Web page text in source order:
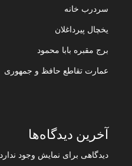
سردرب خانه
یخچال پیرداغلان
برج مقبره بابا محمود
عمارت تقاطع حافظ و جمهوری
آخرین دیدگاه‌ها
دیدگاهی برای نمایش وجود ندارد.